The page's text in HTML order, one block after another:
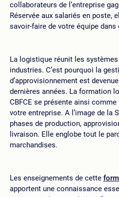
collaborateurs de l’entreprise
Réservée aux salariés en poste,
savoir-faire de votre équipe
La logistique réunit les
industries. C’est pourquoi la
d’approvisionnement est
dernières années. La formation
CBFCE se présente ainsi
votre entreprise. A l’image de la
phases de production,
livraison. Elle englobe tout le
marchandises.
Les enseignements de cette
apportent une connaissance